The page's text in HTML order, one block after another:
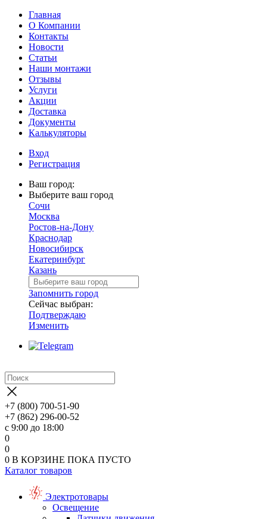
Главная
О Компании
Контакты
Новости
Статьи
Наши монтажи
Отзывы
Услуги
Акции
Доставка
Документы
Калькуляторы
Вход
Регистрация
Ваш город:
Выберите ваш город
Сочи
Москва
Ростов-на-Дону
Краснодар
Новосибирск
Екатеринбург
Казань
Запомнить город
Сейчас выбран:
Подтверждаю
Изменить
+7 (800) 700-51-90
+7 (862) 296-00-52
с 9:00 до 18:00
0
0
0 В КОРЗИНЕ ПОКА ПУСТО
Каталог товаров
Электротовары
Освещение